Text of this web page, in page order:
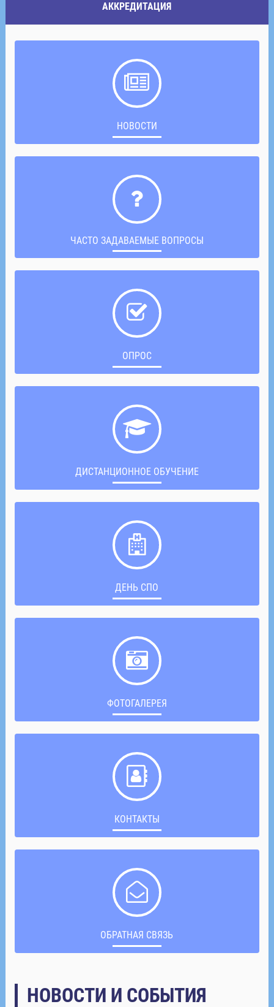
АККРЕДИТАЦИЯ
НОВОСТИ
ЧАСТО ЗАДАВАЕМЫЕ ВОПРОСЫ
ОПРОС
ДИСТАНЦИОННОЕ ОБУЧЕНИЕ
ДЕНЬ СПО
ФОТОГАЛЕРЕЯ
КОНТАКТЫ
ОБРАТНАЯ СВЯЗЬ
НОВОСТИ И СОБЫТИЯ